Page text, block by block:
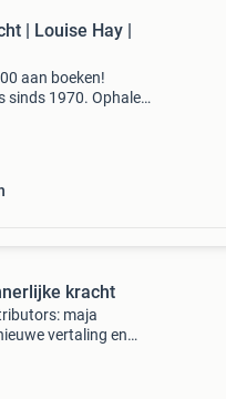
| Louise Hay |
aan boeken!
sinds 1970. Ophalen
kracht
maja
vertaling en